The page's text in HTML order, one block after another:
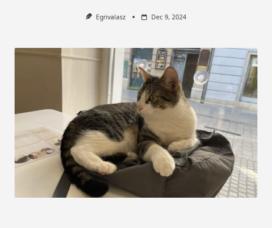
Egrivalasz Dec 9, 2024